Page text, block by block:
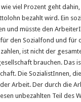
viel Prozent geht
bezahlt wird. Ein
und müsste den
den Sozialfond und für
ist nicht der
brauchen. Das
Die SozialistInnen,
Arbeit. Der durch die
unbezahlten Teil des